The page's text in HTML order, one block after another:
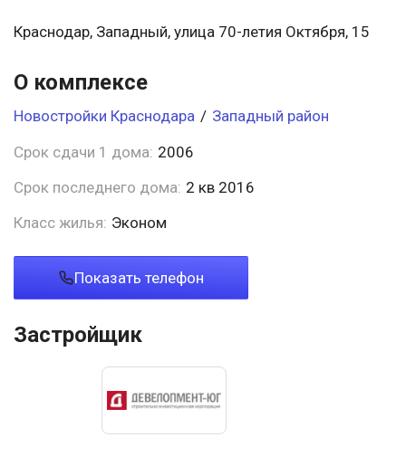
Краснодар, Западный, улица 70-летия Октября, 15
О комплексе
Новостройки Краснодара / Западный район
Срок сдачи 1 дома: 2006
Срок последнего дома: 2 кв 2016
Класс жилья: Эконом
Показать телефон
Застройщик